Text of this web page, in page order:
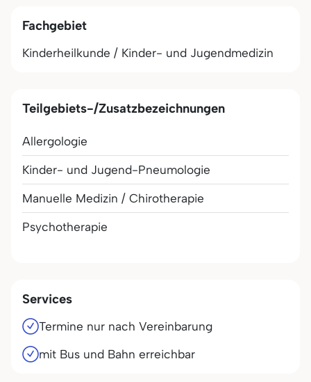
Fachgebiet
Kinderheilkunde / Kinder- und Jugendmedizin
Teilgebiets-/Zusatzbezeichnungen
Allergologie
Kinder- und Jugend-Pneumologie
Manuelle Medizin / Chirotherapie
Psychotherapie
Services
Termine nur nach Vereinbarung
mit Bus und Bahn erreichbar